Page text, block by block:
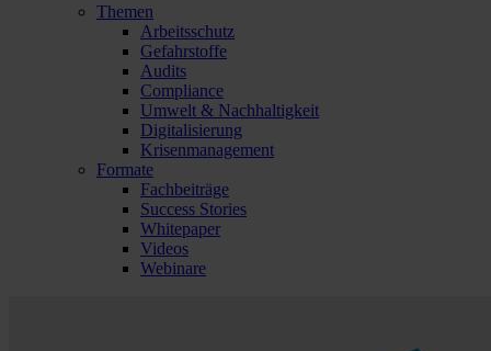
Themen
Arbeitsschutz
Gefahrstoffe
Audits
Compliance
Umwelt & Nachhaltigkeit
Digitalisierung
Krisenmanagement
Formate
Fachbeiträge
Success Stories
Whitepaper
Videos
Webinare